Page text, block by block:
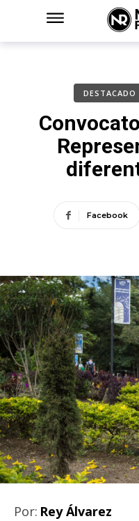
DESTACADO
Facebook
Por: Rey Álvarez